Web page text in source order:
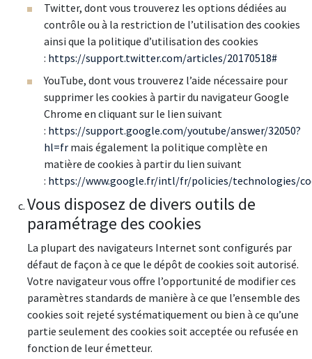
Twitter, dont vous trouverez les options dédiées au
contrôle ou à la restriction de l’utilisation des cookies
ainsi que la politique d’utilisation des cookies
: https://support.twitter.com/articles/20170518#
YouTube, dont vous trouverez l’aide nécessaire pour
supprimer les cookies à partir du navigateur Google
Chrome en cliquant sur le lien suivant
: https://support.google.com/youtube/answer/32050?
hl=fr mais également la politique complète en
matière de cookies à partir du lien suivant
: https://www.google.fr/intl/fr/policies/technologies/
Vous disposez de divers outils de
paramétrage des cookies
La plupart des navigateurs Internet sont configurés par
défaut de façon à ce que le dépôt de cookies soit autorisé.
Votre navigateur vous offre l’opportunité de modifier ces
paramètres standards de manière à ce que l’ensemble des
cookies soit rejeté systématiquement ou bien à ce qu’une
partie seulement des cookies soit acceptée ou refusée en
fonction de leur émetteur.